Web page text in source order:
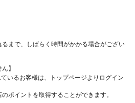
まで、しばらく時間がかかる場合がござい
】
いるお客様は、トップページよりログイン
ポイントを取得することができます。